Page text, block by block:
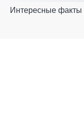
Интересные факты